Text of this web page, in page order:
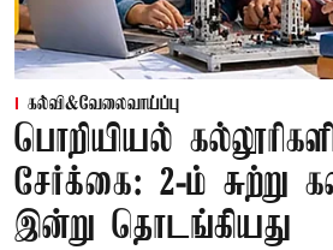
கல்வி&வேலைவாய்ப்பு
பொறியியல்
சேர்க்கை: 2-ம் சுற்று
இன்று தொடங்கியது